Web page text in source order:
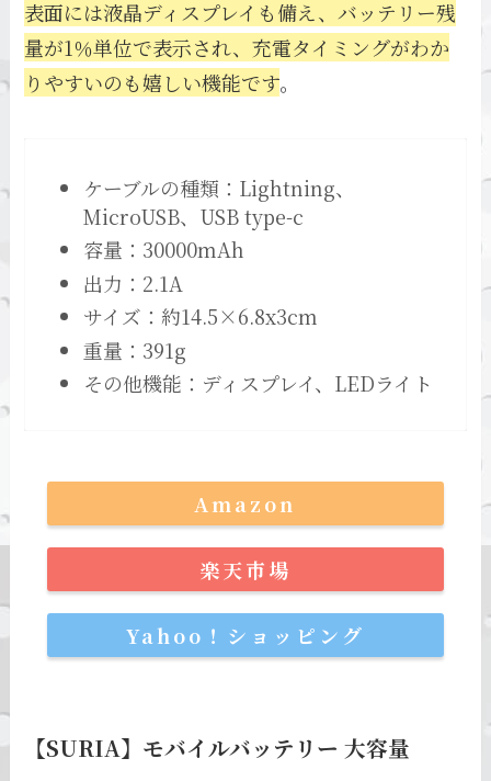
表面には液晶ディスプレイも備え、バッテリー残
量が1％単位で表示され、充電タイミングがわか
りやすいのも嬉しい機能です。
ケーブルの種類：Lightning、
MicroUSB、USB type-c
容量：30000mAh
出力：2.1A
サイズ：約14.5×6.8x3cm
重量：391g
その他機能：ディスプレイ、LEDライト
Amazon
楽天市場
Yahoo！ショッピング
【SURIA】モバイルバッテリー 大容量